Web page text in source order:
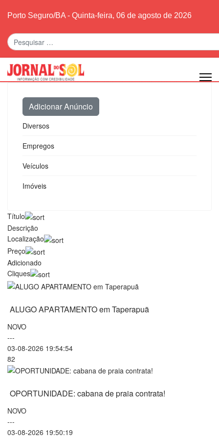
Porto Seguro/BA - Quinta-feira, 06 de agosto de 2026
Pesquisar
Adicionar Anúncio
Diversos
Empregos
Veículos
Imóveis
Título
Descrição
Localização
Preço
Adicionado
Cliques
ALUGO APARTAMENTO em Taperapuã
NOVO
---
03-08-2026 19:54:54
82
OPORTUNIDADE: cabana de praia contrata!
NOVO
---
03-08-2026 19:50:19